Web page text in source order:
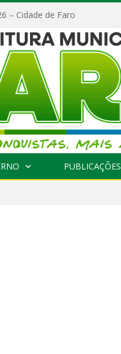
– Cidade de Faro
PUBLICAÇÕES